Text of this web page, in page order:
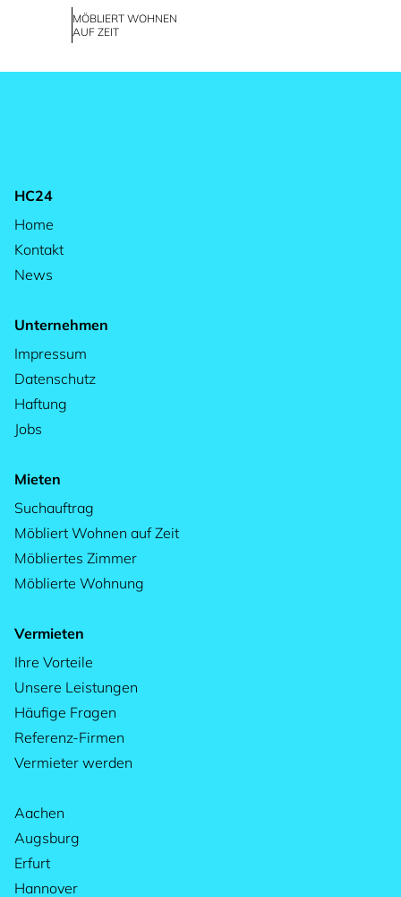
MÖBLIERT WOHNEN
AUF ZEIT
HC24
Home
Kontakt
News
Unternehmen
Impressum
Datenschutz
Haftung
Jobs
Mieten
Suchauftrag
Möbliert Wohnen auf Zeit
Möbliertes Zimmer
Möblierte Wohnung
Vermieten
Ihre Vorteile
Unsere Leistungen
Häufige Fragen
Referenz-Firmen
Vermieter werden
Aachen
Augsburg
Erfurt
Hannover